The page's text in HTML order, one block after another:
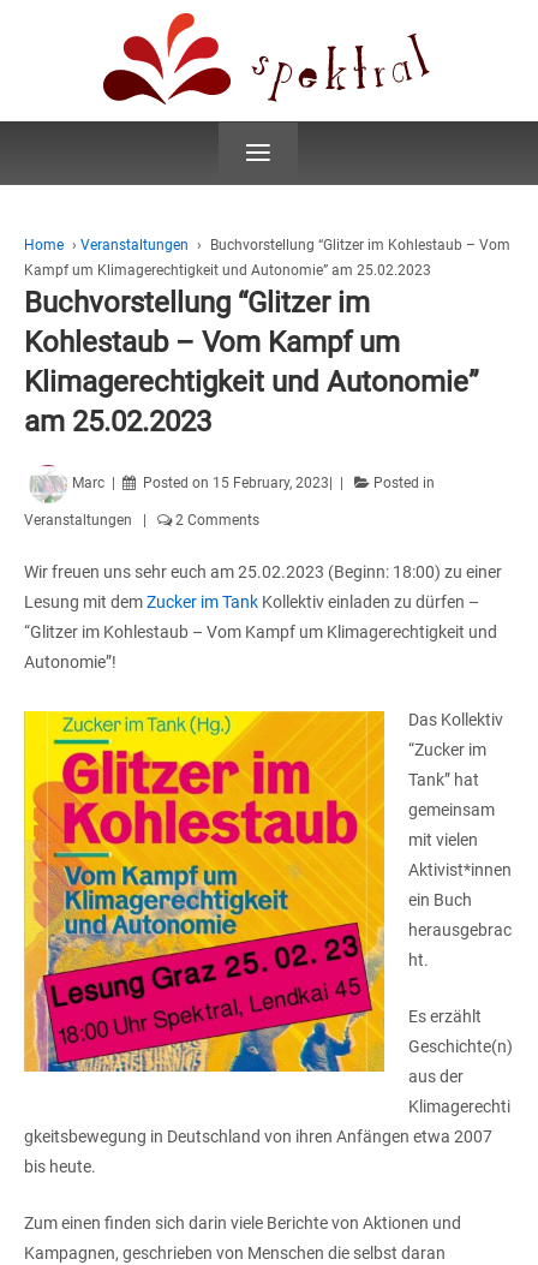
≡
Home › Veranstaltungen ›
Buchvorstellung “Glitzer im Kohlestaub – Vom
Kampf um Klimagerechtigkeit und Autonomie” am 25.02.2023
Buchvorstellung “Glitzer im
Kohlestaub – Vom Kampf um
Klimagerechtigkeit und Autonomie”
am 25.02.2023
Marc Posted on 15 February, 2023 Posted in
Veranstaltungen 2 Comments
Wir freuen uns sehr euch am 25.02.2023 (Beginn: 18:00) zu einer
Lesung mit demZucker im Tank Kollektiv einladen zu dürfen –
“Glitzer im Kohlestaub – Vom Kampf um Klimagerechtigkeit und
Autonomie”!
Das Kollektiv
“Zucker im
Tank” hat
gemeinsam
mit vielen
Aktivist*innen
ein Buch
herausgebrac
ht.
Es erzählt
Geschichte(n)
aus der
Klimagerechti
gkeitsbewegung in Deutschland von ihren Anfängen etwa 2007
bis heute.
Zum einen finden sich darin viele Berichte von Aktionen und
Kampagnen, geschrieben von Menschen die selbst daran